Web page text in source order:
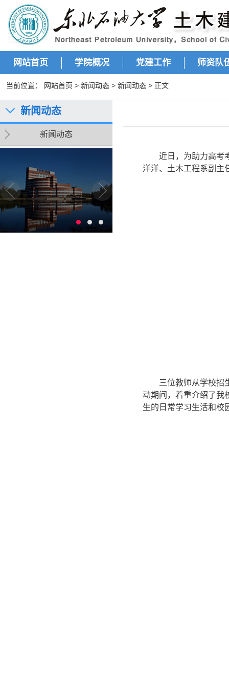
网站首页 学院概况 党建工作 师资队
当前位置： 网站首页 > 新闻动态 > 新闻动态 > 正文
新闻动态
新闻动态
近日，为助力高考
洋洋、土木工程系副主
三位教师从学校招
动期间，着重介绍了我
生的日常学习生活和校